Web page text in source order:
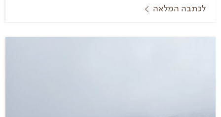
לכתבה המלאה